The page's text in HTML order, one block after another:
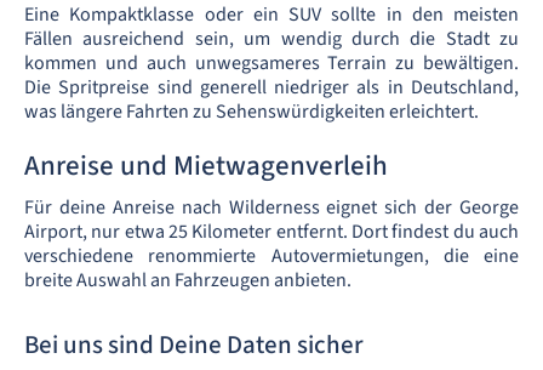
Eine Kompaktklasse oder ein SUV sollte in den meisten
Fällen ausreichend sein, um wendig durch die Stadt zu
kommen und auch unwegsameres Terrain zu bewältigen.
Die Spritpreise sind generell niedriger als in Deutschland,
was längere Fahrten zu Sehenswürdigkeiten erleichtert.
Anreise und Mietwagenverleih
Für deine Anreise nach Wilderness eignet sich der George
Airport, nur etwa 25 Kilometer entfernt. Dort findest du auch
verschiedene renommierte Autovermietungen, die eine
breite Auswahl an Fahrzeugen anbieten.
Bei uns sind Deine Daten sicher